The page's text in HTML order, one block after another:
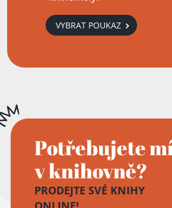
VYBRAT POUKAZ
Potřebujete
v knihovně?
PRODEJTE SVÉ KNIHY